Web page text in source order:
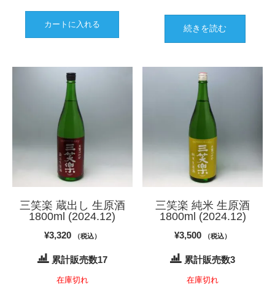
カートに入れる 続きを読む
三笑楽 蔵出し 生原酒
1800ml (2024.12)
¥3,320 （税込）
累計販売数17
在庫切れ
三笑楽 純米 生原酒
1800ml (2024.12)
¥3,500 （税込）
累計販売数3
在庫切れ